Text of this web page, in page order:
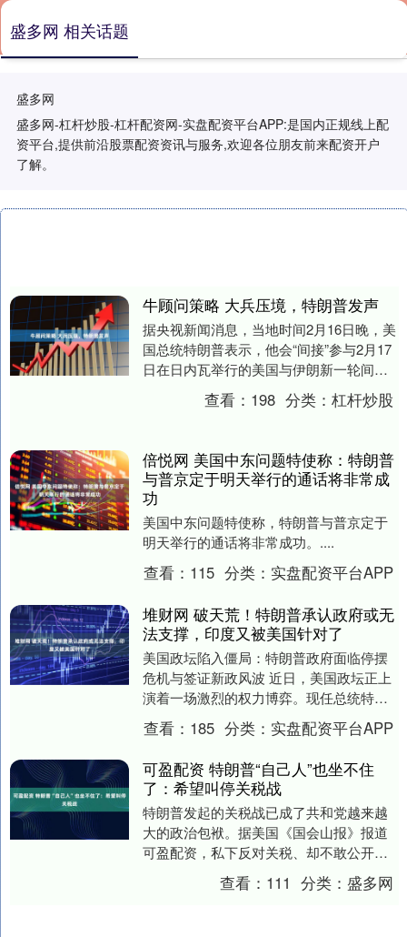
盛多网
盛多网-杠杆炒股-杠杆配资网-实盘配资平台APP:是国内正规线上配
资平台,提供前沿股票配资资讯与服务,欢迎各位朋友前来配资开户
了解。
盛多网 相关话题
牛顾问策略 大兵压境，特朗普发声
据央视新闻消息，当地时间2月16日晚，美
国总统特朗普表示，他会“间接”参与2月17
日在日内瓦举行的美国与伊朗新一轮间接
谈判。 特朗普称，“谈判非常重要，伊朗是
查看： 198 分类：杠杆炒股
倍悦网 美国中东问题特使称：特朗普
与普京定于明天举行的通话将非常成
功
美国中东问题特使称，特朗普与普京定于
明天举行的通话将非常成功。....
查看： 115 分类： 实盘配资平台APP
堆财网 破天荒！特朗普承认政府或无
法支撑，印度又被美国针对了
美国政坛陷入僵局：特朗普政府面临停摆
危机与签证新政风波 近日，美国政坛正上
演着一场激烈的权力博弈。现任总统特朗
普在接受采访时罕见承认，由于预算分
歧，联邦政府可能....
查看： 185 分类： 实盘配资平台APP
可盈配资 特朗普“自己人”也坐不住
了：希望叫停关税战
特朗普发起的关税战已成了共和党越来越
大的政治包袱。据美国《国会山报》报道
可盈配资，私下反对关税、却不敢公开批
评总统的共和党议员暗中希望美国最高法
院出手，叫停关税....
查看： 111 分类：盛多网